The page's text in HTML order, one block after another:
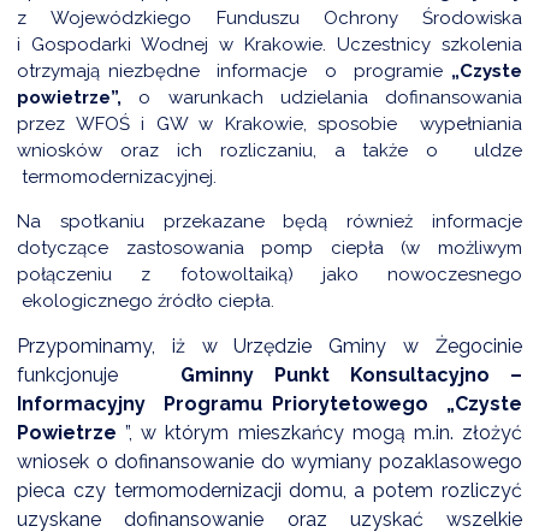
OBSŁUGI
z Wojewódzkiego Funduszu Ochrony Środowiska
i Gospodarki Wodnej w Krakowie. Uczestnicy szkolenia
otrzymają niezbędne informacje o programie „Czyste
powietrze”, o warunkach udzielania dofinansowania
przez WFOŚ i GW w Krakowie, sposobie wypełniania
wniosków oraz ich rozliczaniu, a także o
uldze
termomodernizacyjnej.
Na spotkaniu przekazane będą również informacje
dotyczące zastosowania pomp ciepła (w możliwym
połączeniu z fotowoltaiką) jako nowoczesnego
ekologicznego źródło ciepła.
Przypominamy, iż w Urzędzie Gminy w Żegocinie
funkcjonuje
Gminny
Punkt Konsultacyjno –
Informacyjny
Programu Priorytetowego
„Czyste
Powietrze ”, w którym mieszkańcy mogą m.in. złożyć
wniosek o dofinansowanie do wymiany pozaklasowego
pieca czy termomodernizacji domu, a potem rozliczyć
uzyskane dofinansowanie oraz uzyskać wszelkie